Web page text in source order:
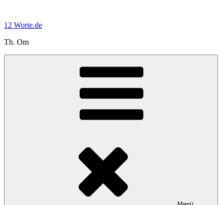
springen
12 Worte.de
Th. Om